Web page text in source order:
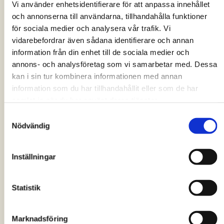
Vi använder enhetsidentifierare för att anpassa innehållet
och annonserna till användarna, tillhandahålla funktioner
för sociala medier och analysera vår trafik. Vi
vidarebefordrar även sådana identifierare och annan
information från din enhet till de sociala medier och
annons- och analysföretag som vi samarbetar med. Dessa
kan i sin tur kombinera informationen med annan
information som du har tillhandahållit eller som de har
Nödvändig
Inställningar
Statistik
Marknadsföring
Genom nära samarbete med bransch och
säkerställer vi pålitliga material som binder
kol, återställer jordar, stärker växtkraften och
minskar klimatpåverkan.
The Carbon Labs växtjordar och
kolmakadamsubstrat tas fram i samarbete
med Swerock, med möjlighet att hämta bl.a.
Stockholm, Vinsta.
utvecklar biokol och kompost till
vårt sortiment. Genom att förädla organiska
sidoströmmar till högvärdiga material ser
Nordiczero till att rätt kol gör rätt nytta på rätt